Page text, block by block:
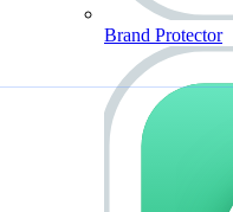
Brand Protector